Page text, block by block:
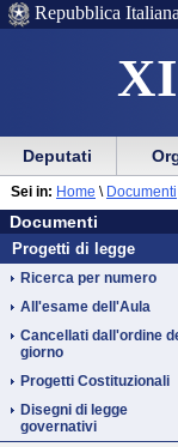
Menu
di
ausilio
alla
navigazione
Vai
Menu
di
navigazione
principale
Repubblica Italiana
Menu
di
navigazione
principale
Vai
menu
di
sezione
Deputati
Documenti
Vai
al
contenuto
Documenti
Progetti di legge
Ricerca per numero
All'esame dell'Aula
Cancellati dall'ordine
giorno
Progetti Costituzionali
Disegni di legge
governativi
Sei in: Home \ Documenti